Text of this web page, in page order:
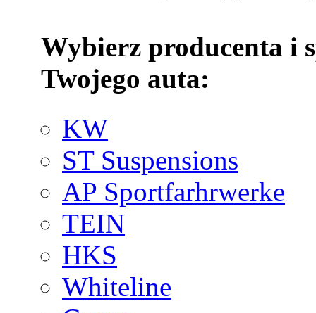
Wybierz producenta i
Twojego auta:
KW
ST Suspensions
AP Sportfarhrwerke
TEIN
HKS
Whiteline